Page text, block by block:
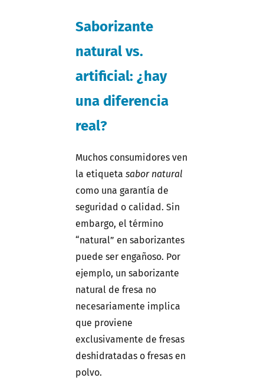
Saborizante
natural vs.
artificial: ¿hay
una diferencia
real?
Muchos consumidores ven
la etiqueta sabor natural
como una garantía de
seguridad o calidad. Sin
embargo, el término
“natural” en saborizantes
puede ser engañoso. Por
ejemplo, un saborizante
natural de fresa no
necesariamente implica
que proviene
exclusivamente de fresas
deshidratadas o fresas en
polvo.